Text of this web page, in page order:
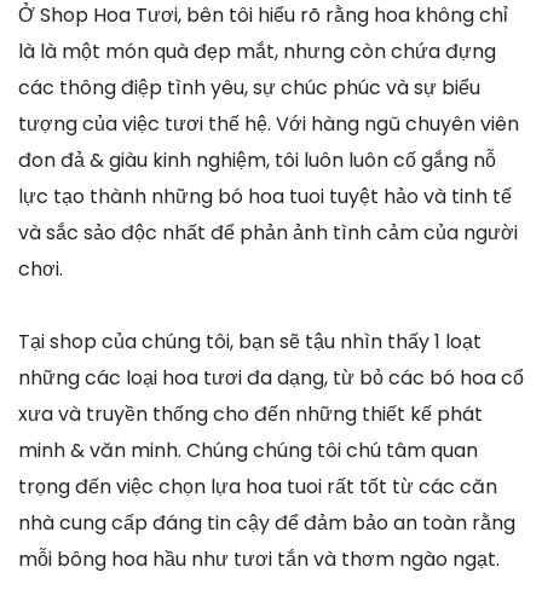
Ở Shop Hoa Tươi, bên tôi hiểu rõ rằng hoa không chỉ
là là một món quà đẹp mắt, nhưng còn chứa đựng
các thông điệp tình yêu, sự chúc phúc và sự biểu
tượng của việc tươi thế hệ. Với hàng ngũ chuyên viên
đon đả & giàu kinh nghiệm, tôi luôn luôn cố gắng nỗ
lực tạo thành những bó hoa tuoi tuyệt hảo và tinh tế
và sắc sảo độc nhất để phản ảnh tình cảm của người
chơi.
Tại shop của chúng tôi, bạn sẽ tậu nhìn thấy 1 loạt
những các loại hoa tươi đa dạng, từ bỏ các bó hoa cổ
xưa và truyền thống cho đến những thiết kế phát
minh & văn minh. Chúng chúng tôi chú tâm quan
trọng đến việc chọn lựa hoa tuoi rất tốt từ các căn
nhà cung cấp đáng tin cậy để đảm bảo an toàn rằng
mỗi bông hoa hầu như tươi tắn và thơm ngào ngạt.